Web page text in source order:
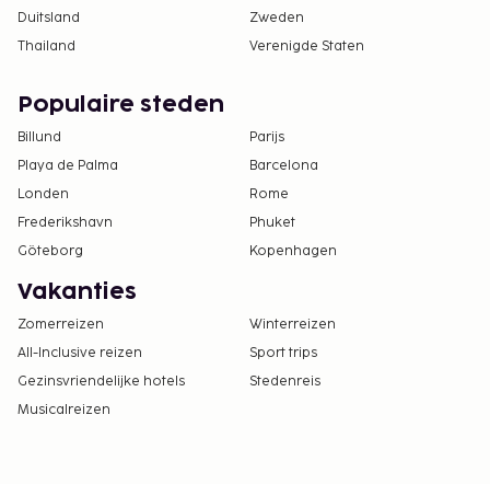
Duitsland
Zweden
Thailand
Verenigde Staten
Populaire steden
Billund
Parijs
Playa de Palma
Barcelona
Londen
Rome
Frederikshavn
Phuket
Göteborg
Kopenhagen
Vakanties
Zomerreizen
Winterreizen
All-Inclusive reizen
Sport trips
Gezinsvriendelijke hotels
Stedenreis
Musicalreizen